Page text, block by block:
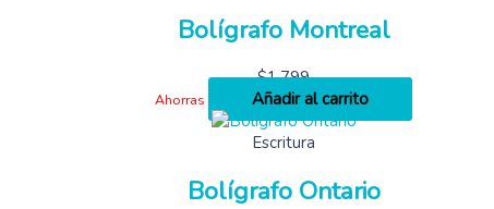
Bolígrafo Montreal
$1,799
Ahorras
Añadir al carrito
Escritura
Bolígrafo Ontario